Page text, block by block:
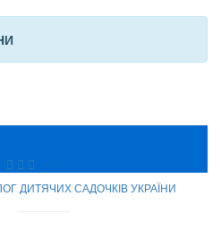
ДИТЯЧИХ САДОЧКІВ УКРАЇНИ